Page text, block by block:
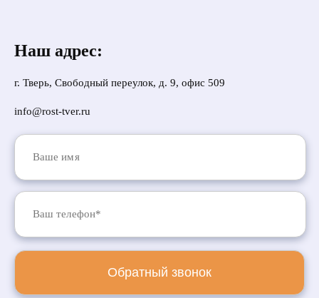
Наш адрес:
г. Тверь, Свободный переулок, д. 9, офис 509
info@rost-tver.ru
Обратный звонок